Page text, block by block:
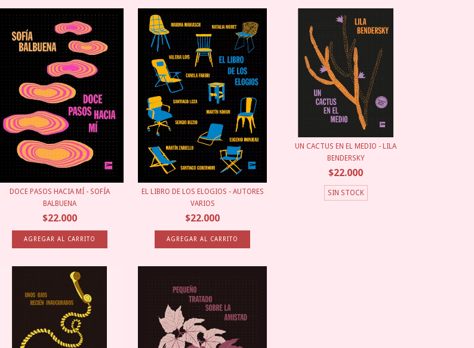
DOCE PASOS HACIA MÍ - SOFÍA
BALBUENA
$22.000
EL LIBRO DE LOS ELOGIOS - AUTORES
VARIOS
$22.000
UN CACTUS EN EL MEDIO - LILA
BENDERSKY
$22.000
SIN STOCK